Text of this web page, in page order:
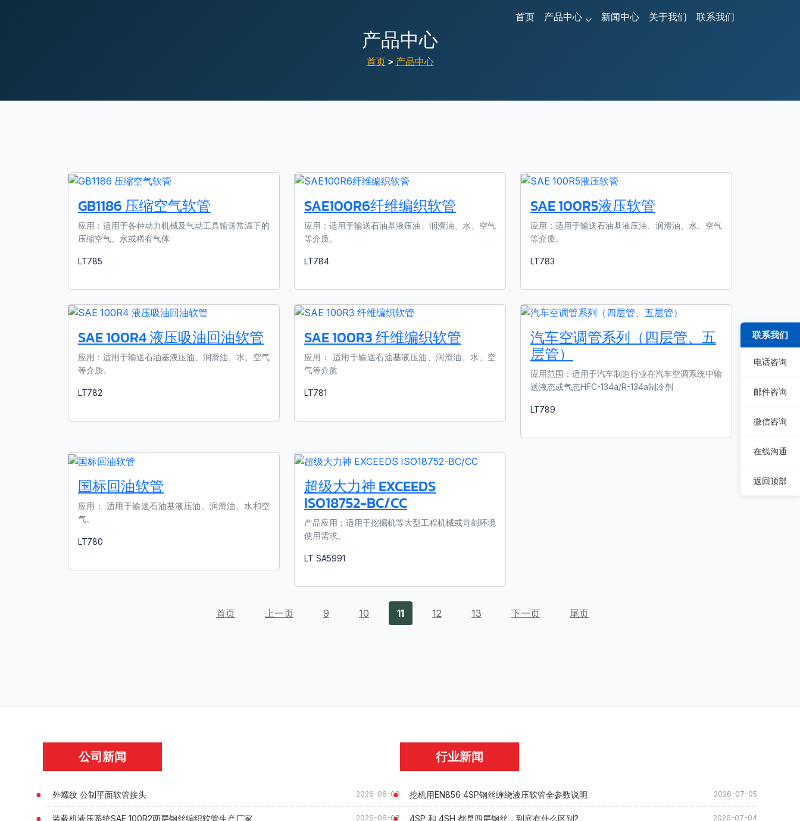
首页 产品中心 新闻中心 关于我们 联系我们
产品中心
首页> 产品中心
GB1186 压缩空气软管
应用：适用于各种动力机械及气动工具输送常温下的
压缩空气、水或稀有气体
LT785
SAE100R6纤维编织软管
应用：适用于输送石油基液压油、润滑油、水、空气
等介质。
LT784
SAE 100R5液压软管
应用：适用于输送石油基液压油、润滑油、水、空气
等介质。
LT783
SAE 100R4 液压吸油回油软管
应用：适用于输送石油基液压油、润滑油、水、空气
等介质。
LT782
SAE 100R3 纤维编织软管
应用： 适用于输送石油基液压油、润滑油、水、空
气等介质
LT781
汽车空调管系列（四层管、五
层管）
应用范围：适用于汽车制造行业在汽车空调系统中输
送液态或气态HFC-134a/R-134a制冷剂
LT789
国标回油软管
应用： 适用于输送石油基液压油、润滑油、水和空
气。
LT780
超级大力神 EXCEEDS
ISO18752-BC/CC
产品应用：适用于挖掘机等大型工程机械或苛刻环境
使用需求。
LT SA5991
首页 上一页 9 10 11 12 13 下一页 尾页
公司新闻
外螺纹 公制平⾯软管接头 2026-06-08
装载机液压系统SAE 100R2两层钢丝编织软管生产厂家 2026-06-07
行业新闻
挖机用EN856 4SP钢丝缠绕液压软管全参数说明 2026-07-05
4SP 和 4SH 都是四层钢丝，到底有什么区别? 2026-07-04
联系我们
电话咨询
邮件咨询
微信咨询
在线沟通
返回顶部